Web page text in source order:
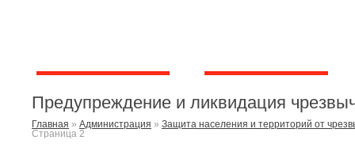
Предупреждение и ликвидация
Главная » Администрация » Защита населения и территорий от
Страница 2